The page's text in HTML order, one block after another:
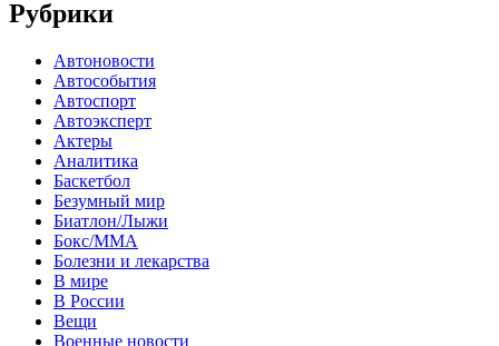
Рубрики
Автоновости
Автособытия
Автоспорт
Автоэксперт
Актеры
Аналитика
Баскетбол
Безумный мир
Биатлон/Лыжи
Бокс/MMA
Болезни и лекарства
В мире
В России
Вещи
Военные новости